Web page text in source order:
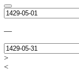
—
>
<